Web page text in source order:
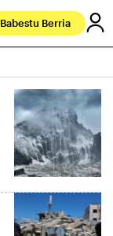
Babestu Berria